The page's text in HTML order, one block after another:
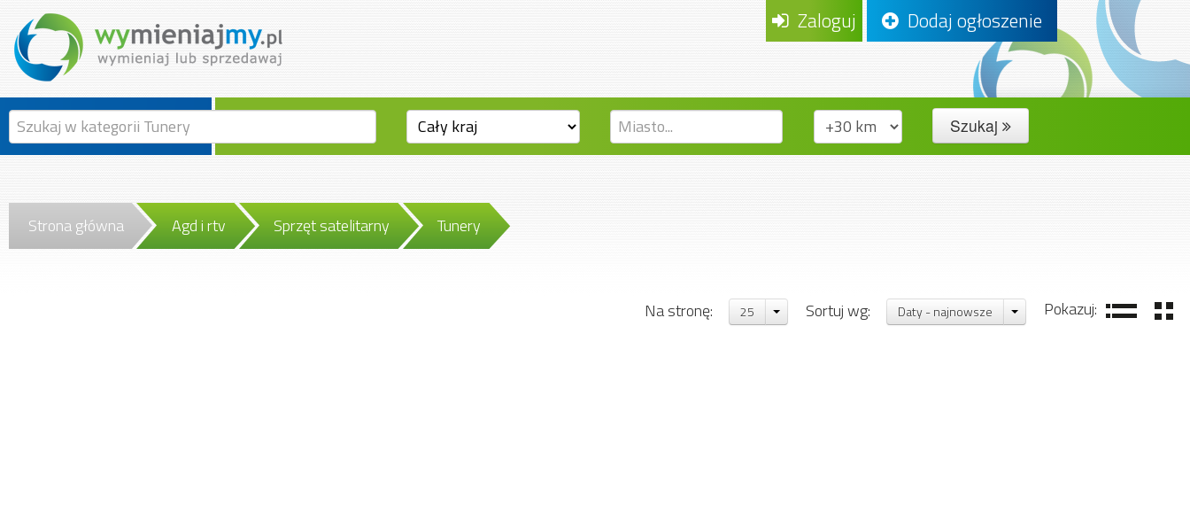
Zaloguj Dodaj ogłoszenie
Szukaj
Strona główna Agd i rtv Sprzęt satelitarny Tunery
Pokazuj:
Sortuj wg: Daty - najnowsze
Na stronę: 25